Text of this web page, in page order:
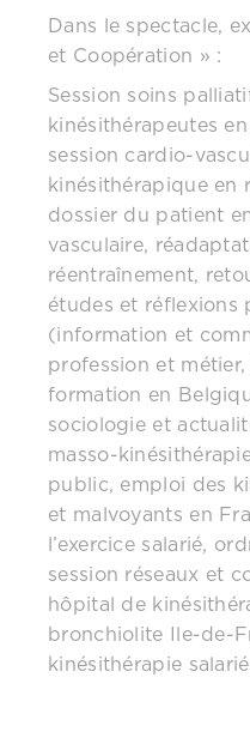
Dans le spectacle,
et Coopération » :
Session soins
kinésithérapeutes
session cardio-
kinésithérapique en
dossier du patient
vasculaire,
réentraînement,
études et réflexions
(information et
profession et
formation en
sociologie et
masso-
public, emploi des
et malvoyants en
l’exercice salarié,
session réseaux et
hôpital de
bronchiolite Ile-de-
kinésithérapie